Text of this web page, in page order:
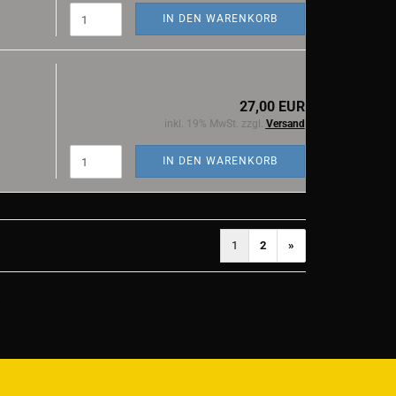
IN DEN WARENKORB
27,00 EUR
inkl. 19% MwSt. zzgl. Versand
IN DEN WARENKORB
1 2 »